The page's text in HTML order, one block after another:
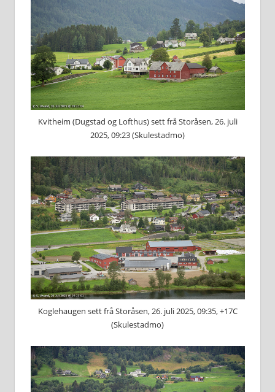
Kvitheim (Dugstad og Lofthus) sett frå Storåsen, 26. juli
2025, 09:23 (Skulestadmo)
Koglehaugen sett frå Storåsen, 26. juli 2025, 09:35, +17C
(Skulestadmo)